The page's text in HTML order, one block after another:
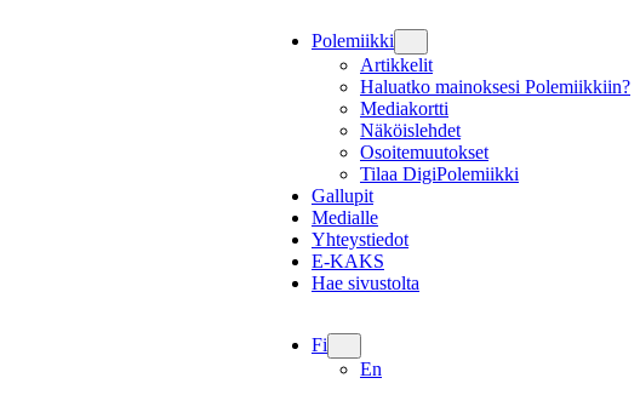
Polemiikki
Artikkelit
Haluatko mainoksesi Polemiikkiin?
Mediakortti
Näköislehdet
Osoitemuutokset
Tilaa DigiPolemiikki
Gallupit
Medialle
Yhteystiedot
E-KAKS
Hae sivustolta
Fi
En